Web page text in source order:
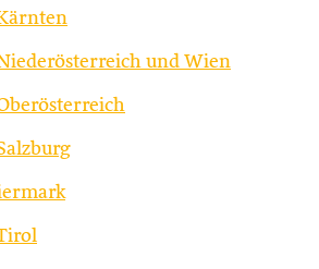
und Wien